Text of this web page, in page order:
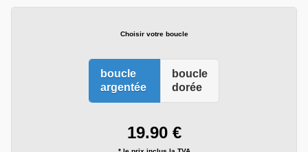
Choisir votre boucle
boucle
argentée
boucle
dorée
19.90 €